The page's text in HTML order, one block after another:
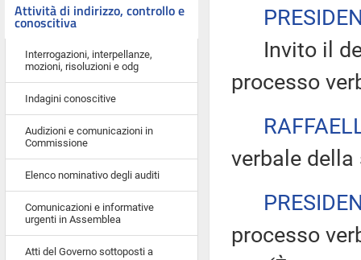
Attività di indirizzo, controllo e
conoscitiva
Interrogazioni, interpellanze,
mozioni, risoluzioni e odg
Indagini conoscitive
Audizioni e comunicazioni in
Commissione
Elenco nominativo degli auditi
Comunicazioni e informative
urgenti in Assemblea
Atti del Governo sottoposti a
Invito il
processo
verbale
processo